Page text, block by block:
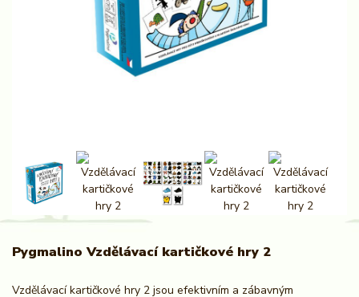
Pygmalino Vzdělávací kartičkové hry 2
Vzdělávací kartičkové hry 2 jsou efektivním a zábavným